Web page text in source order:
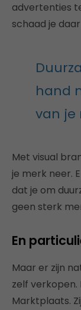
advertenties
schaad je
hand
van je
Met visual
je merk neer.
dat je om
geen sterk
En
Maar er zijn
zelf
Marktplaats.